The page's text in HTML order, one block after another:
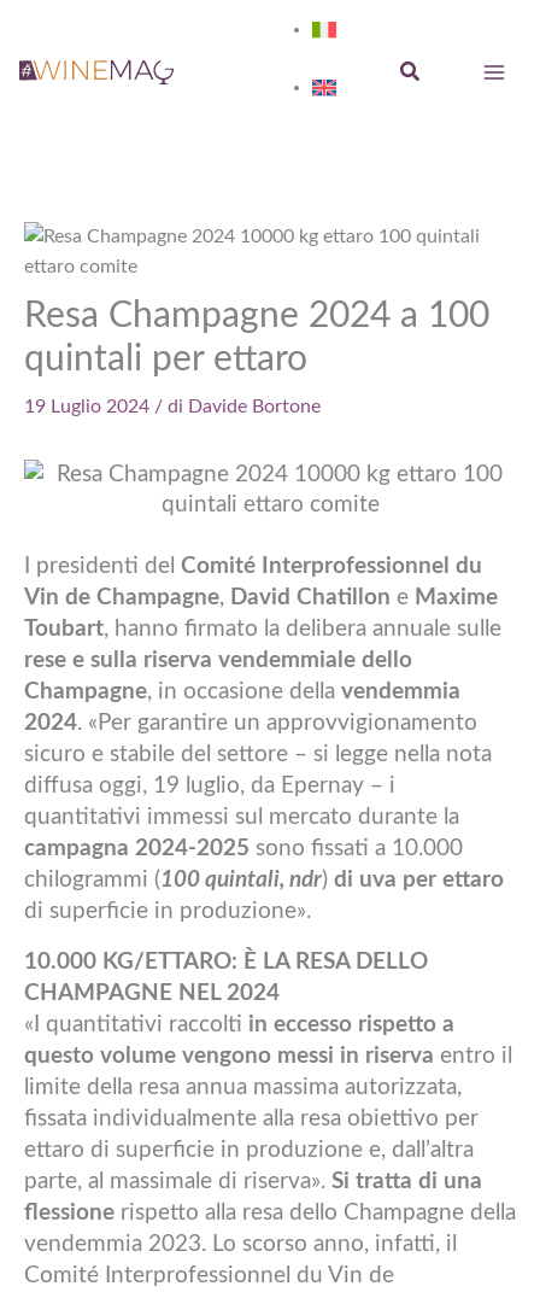
contenuto
Cerca
Resa Champagne 2024 a 100
quintali per ettaro
19 Luglio 2024 / di Davide Bortone
I presidenti del Comité Interprofessionnel du
Vin de Champagne, David Chatillon e Maxime
Toubart, hanno firmato la delibera annuale sulle
rese e sulla riserva vendemmiale dello
Champagne, in occasione della vendemmia
2024. «Per garantire un approvvigionamento
sicuro e stabile del settore – si legge nella nota
diffusa oggi, 19 luglio, da Epernay – i
quantitativi immessi sul mercato durante la
campagna 2024-2025 sono fissati a 10.000
chilogrammi (100 quintali, ndr) di uva per ettaro
di superficie in produzione».
10.000 KG/ETTARO: È LA RESA DELLO
CHAMPAGNE NEL 2024
«I quantitativi raccolti in eccesso rispetto a
questo volume vengono messi in riserva entro il
limite della resa annua massima autorizzata,
fissata individualmente alla resa obiettivo per
ettaro di superficie in produzione e, dall’altra
parte, al massimale di riserva». Si tratta di una
flessione rispetto alla resa dello Champagne della
vendemmia 2023. Lo scorso anno, infatti, il
Comité Interprofessionnel du Vin de